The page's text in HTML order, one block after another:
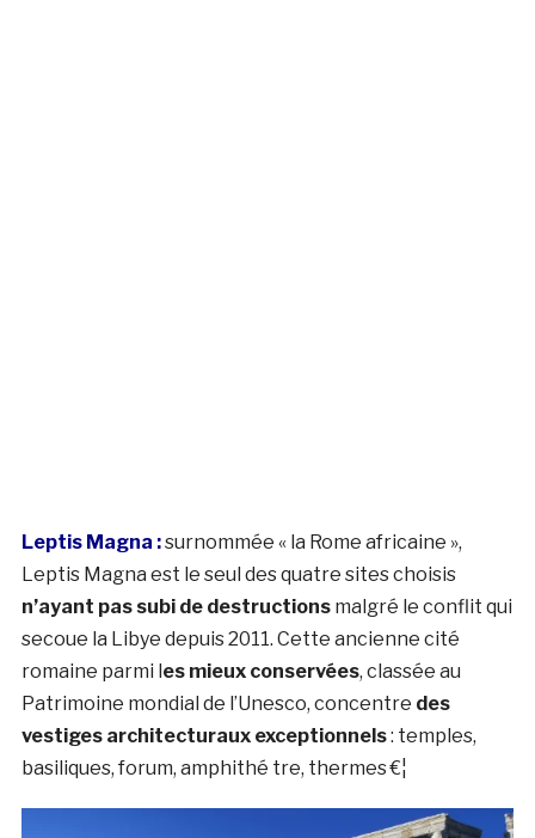
Leptis Magna :surnommée « la Rome africaine »,
Leptis Magna est le seul des quatre sites choisis
n’ayant pas subi de destructionsmalgré le conflit qui
secoue la Libye depuis 2011. Cette ancienne cité
romaine parmi l es mieux conservées, classée au
Patrimoine mondial de l’Unesco, concentre des
vestiges architecturaux exceptionnels: temples,
basiliques, forum, amphithé tre, thermes €¦